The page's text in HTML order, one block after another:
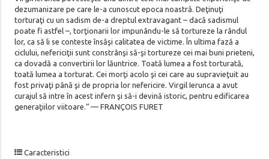
dezumanizare pe care le-a cunoscut epoca noastră. Deţinuţi
torturaţi cu un sadism de-a dreptul extravagant – dacă sadismul
poate fi astfel –, torţionarii lor impunându-le să tortureze la rândul
lor, ca să li se conteste însăşi calitatea de victime. În ultima fază a
ciclului, nefericiţii sunt constrânşi să-şi tortureze cei mai buni prieteni,
ca dovadă a convertirii lor lăuntrice. Toată lumea a fost torturată,
toată lumea a torturat. Cei morţi acolo şi cei care au supravieţuit au
fost privaţi până şi de propria lor nefericire. Virgil Ierunca a avut
curajul să intre în acest infern şi să-i devină istoric, pentru edificarea
generaţiilor viitoare.“ — FRANÇOIS FURET
Caracteristici